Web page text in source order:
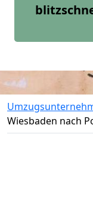
Wiesbaden nach